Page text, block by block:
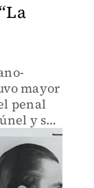
mayor
penal
y ser